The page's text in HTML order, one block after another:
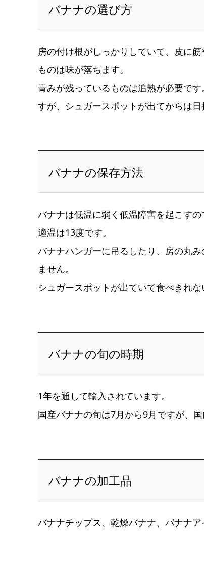
バナナの選び方
房の付け根がしっかりしていて、皮に
ものは味が落ちます。
青みが残っているものは追熟が必要で
すが、シュガースポットが出てからは
バナナの保存方法
バナナは低温に弱く低温障害を起こす
適温は13度です。
バナナハンガーに吊るしたり、房の丸
ません。
シュガースポットが出ていて食べきれ
バナナの旬の時期
1年を通して輸入されています。
国産バナナの旬は7月から9月ですが、国
バナナの加工品
バナナチップス、乾燥バナナ、バナナ